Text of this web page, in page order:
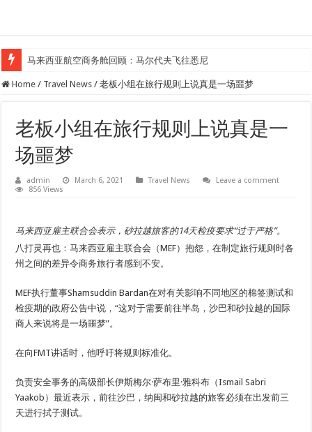
马来西亚航空商务舱回顾：马尔代夫飞往悉尼
Home / Travel News / 老板小组在旅行规则上说真是一场噩梦
老板小组在旅行规则上说真是一
场噩梦
admin March 6, 2021 Travel News
Leave a comment
856 Views
马来西亚雇主联合会表示，砂拉越旅客的14天检疫要求“过于严格”。
八打灵再也：马来西亚雇主联合会（MEF）抱怨，在制定旅行规则时各
州之间的差异令商务旅行者感到不安。
MEF执行董事Shamsuddin Bardan在对有关影响不同地区的棉签测试和
检疫期的政府公告中说，“这对于需要前往半岛，沙巴和砂拉越的国际
商人来说将是一场噩梦”。
在向FMT讲话时，他呼吁将规则标准化。
负责安全事务的高级部长伊斯梅尔·萨布里·雅科布（Ismail Sabri
Yaakob）最近表示，前往沙巴，纳闽和砂拉越的旅客必须在出发前三
天进行拭子测试。